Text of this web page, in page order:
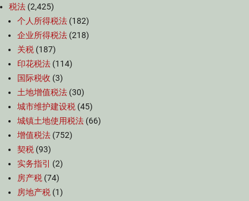
税法 (2,425)
个人所得税法 (182)
企业所得税法 (218)
关税 (187)
印花税法 (114)
国际税收 (3)
土地增值税法 (30)
城市维护建设税 (45)
城镇土地使用税法 (66)
增值税法 (752)
契税 (93)
实务指引
(2)
房产税 (74)
房地产税 (1)